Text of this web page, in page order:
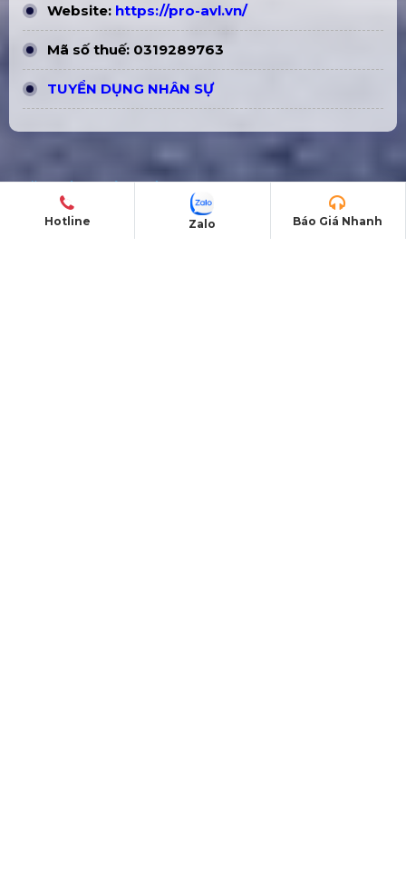
Website: https://pro-avl.vn/
Mã số thuế: 0319289763
TUYỂN DỤNG NHÂN SỰ
Liên hệHotline Báo Giá Nhanh
Zalo